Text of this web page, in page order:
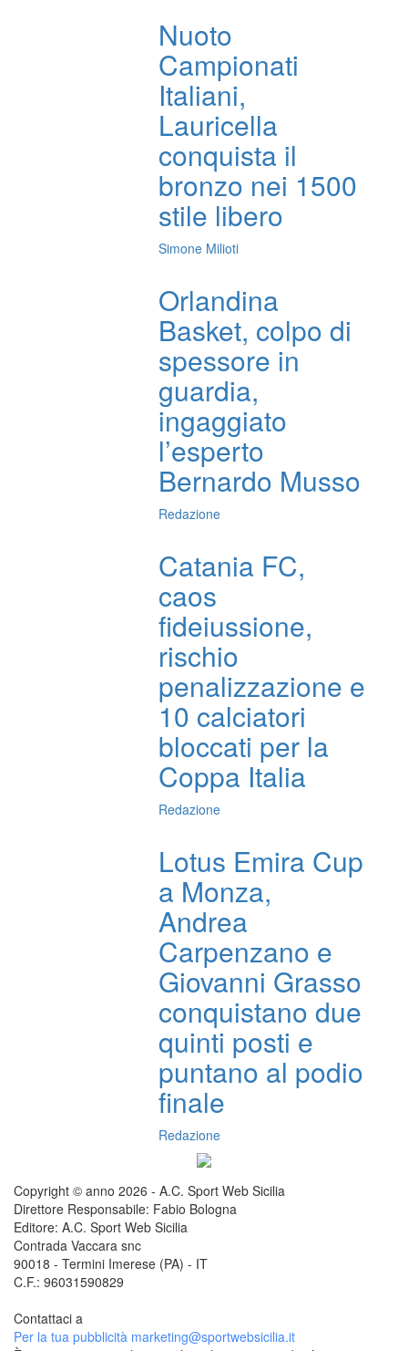
Nuoto
Campionati
Italiani,
Lauricella
conquista il
bronzo nei 1500
stile libero
Simone Milioti
Orlandina
Basket, colpo di
spessore in
guardia,
ingaggiato
l’esperto
Bernardo Musso
Redazione
Catania FC,
caos
fideiussione,
rischio
penalizzazione e
10 calciatori
bloccati per la
Coppa Italia
Redazione
Lotus Emira Cup
a Monza,
Andrea
Carpenzano e
Giovanni Grasso
conquistano due
quinti posti e
puntano al podio
finale
Redazione
Copyright © anno 2026 - A.C. Sport Web Sicilia
Direttore Responsabile: Fabio Bologna
Editore: A.C. Sport Web Sicilia
Contrada Vaccara snc
90018 - Termini Imerese (PA) - IT
C.F.: 96031590829
Contattaci a
Per la tua pubblicità marketing@sportwebsicilia.it